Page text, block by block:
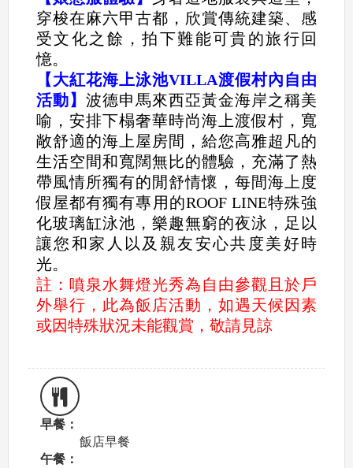
穿梭在麻六甲古都，欣賞傳統建築、感
受文化之餘，拍下難能可貴的旅行回
憶。
【大紅花海上泳池VILLA渡假村內自由
活動】 波德申馬來西亞黃金海岸之稱美
喻，安排下榻奢華時尚海上渡假村，寬
敞舒適的海上屋房間，給您高雅超凡的
生活空間和寬闊無比的體驗，充滿了熱
帶風情所獨有的閒舒情懷，每間海上度
假屋都有獨有專用的ROOF LINE特殊強
化玻璃缸泳池，樂趣無窮的夜泳，足以
讓您和家人以及親友安心共度美好時
光。
註：噴泉水舞燈光秀為自由參觀且於戶
外舉行，此為飯店活動，如遇天候因素
或因特殊狀況未能觀賞，敬請見諒
早餐：
飯店早餐
午餐：